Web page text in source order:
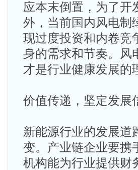
应本末倒置，为了开
外，当前国内风电制
现过度投资和内卷竞
身的需求和节奏。风
才是行业健康发展的
价值传递，坚定发展
新能源行业的发展道
变。产业链企业要携
机构能为行业提供财